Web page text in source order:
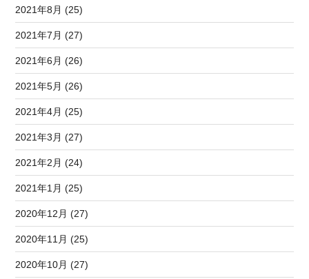
2021年8月 (25)
2021年7月 (27)
2021年6月 (26)
2021年5月 (26)
2021年4月 (25)
2021年3月 (27)
2021年2月 (24)
2021年1月 (25)
2020年12月 (27)
2020年11月 (25)
2020年10月 (27)